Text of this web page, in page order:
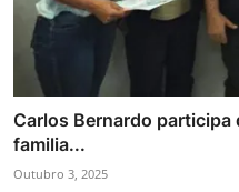
Carlos Bernardo participa
familia...
Outubro 3, 2025